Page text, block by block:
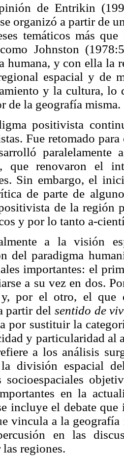
de Entrikin
organizó a partir de
temáticos más
Johnston
humana, y con ella la
espacial y de
y la cultura, lo
de la geografía misma.
positivista
Fue retomado
paralelamente
que renovaron el
Sin embargo, el
de parte de
de la región
y por lo tanto a-
a la visión
del paradigma
importantes: el
a su vez en dos.
por el otro, el que
partir del sentido de
por sustituir la
y particularidad al
a los análisis
la división espacial
socioespaciales
en la
incluye el debate
vincula a la
en las
las regiones.